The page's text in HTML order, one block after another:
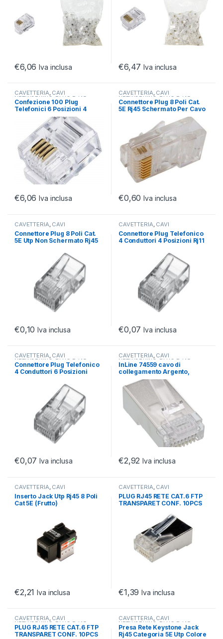
€6,06 Iva inclusa €6,47 Iva inclusa
CAVETTERIA, CAVI
NETWORKING,PLUG RJ45
Confezione 100 Plug
Telefonici 6 Posizioni 4
Contatti 6P4C Rj11
€6,06 Iva inclusa
CAVETTERIA, CAVI
NETWORKING,PLUG RJ45
Connettore Plug 8 Poli Cat.
5E Rj45 Schermato Per Cavo
€0,60 Iva inclusa
CAVETTERIA, CAVI
NETWORKING,PLUG RJ45
Connettore Plug 8 Poli Cat.
5E Utp Non Schermato Rj45
€0,10 Iva inclusa
CAVETTERIA, CAVI
NETWORKING,PLUG RJ45
Connettore Plug Telefonico
4 Conduttori 4 Posizioni Rj11
€0,07 Iva inclusa
CAVETTERIA, CAVI
NETWORKING,PLUG RJ45
Connettore Plug Telefonico
4 Conduttori 6 Posizioni
€0,07 Iva inclusa
CAVETTERIA, CAVI
NETWORKING PLUG RJ45
InLine 74559 cavo di
collegamento Argento,
Trasparente, Bianco
€2,92 Iva inclusa
CAVETTERIA, CAVI
NETWORKING ,PLUG RJ45
Inserto Jack Utp Rj45 8 Poli
Cat 5E (Frutto)
€2,21 Iva inclusa
CAVETTERIA, CAVI
NETWORKING,PLUG RJ45
PLUG RJ45 RETE CAT.6 FTP
TRANSPARET CONF. 10PCS
€1,39 Iva inclusa
CAVETTERIA, CAVI
NETWORKING,PLUG RJ45
PLUG RJ45 RETE CAT.6 FTP
TRANSPARET CONF. 10PCS
CAVETTERIA, CAVI
NETWORKING, PLUG RJ45
Presa Rete Keystone Jack
Rj45 Categoria 5E Utp Colore